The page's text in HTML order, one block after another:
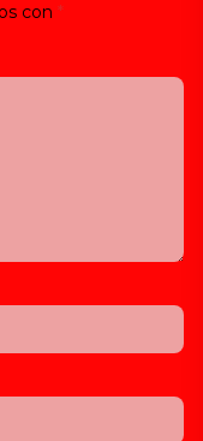
con *